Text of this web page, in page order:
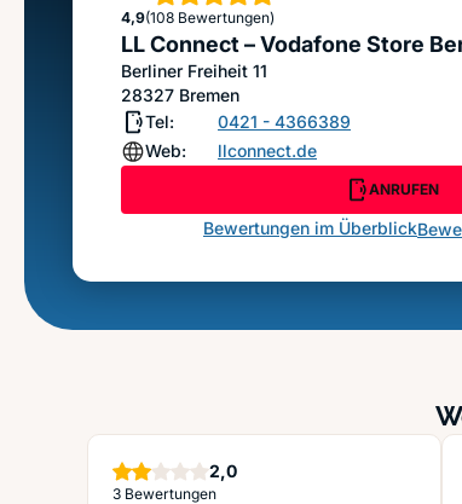
4,9
Sterne(108 Bewertungen)
LL Connect – Vodafone Store
Berliner Freiheit 11
28327 Bremen
Tel:
0421 - 4366389
Web:
llconnect.de
ANRUFEN
Bewertungen im Überblick
2,0Sterne
3 Bewertungen